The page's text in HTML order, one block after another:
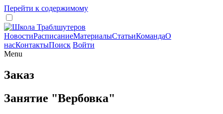
Перейти к содержимому
НовостиРасписаниеМатериалыСтатьиКомандаО
насКонтактыПоиск Войти
Menu
Заказ
Занятие "Вербовка"